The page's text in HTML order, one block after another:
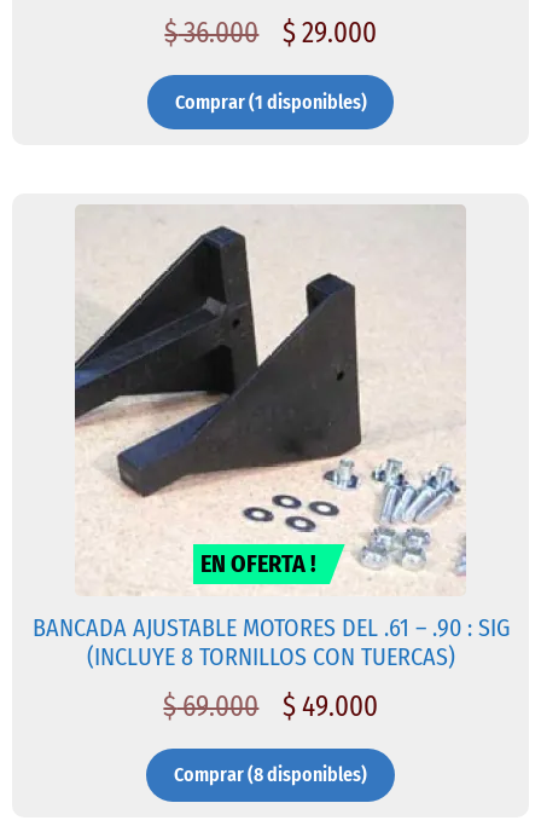
$36.000 $29.000
Comprar (1 disponibles)
EN OFERTA !
BANCADA AJUSTABLE MOTORES DEL .61 – .90 : SIG
(INCLUYE 8 TORNILLOS CON TUERCAS)
$69.000 $49.000
Comprar (8 disponibles)